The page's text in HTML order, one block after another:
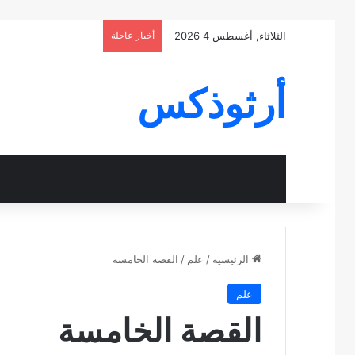
الثلاثاء, أغسطس 4 2026 أخبار عاجلة
أرثوذكس
الرئيسية / علم / القصة الخامسة
علم
القصة الخامسة